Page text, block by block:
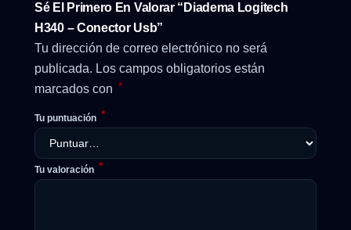
Sé El Primero En Valorar “Diadema Logitech
H340 – Conector Usb”
Tu dirección de correo electrónico no será
publicada. Los campos obligatorios están
marcados con *
Tu puntuación *
Tu valoración *